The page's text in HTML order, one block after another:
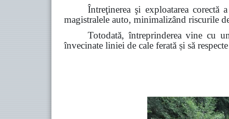
Întreţinerea şi exploatarea
magistralele auto, minimalizând riscurile
Totodată, întreprinderea vine cu
învecinate liniei de cale ferată și să